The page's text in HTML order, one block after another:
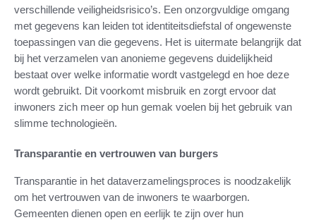
verschillende veiligheidsrisico’s. Een onzorgvuldige omgang
met gegevens kan leiden tot identiteitsdiefstal of ongewenste
toepassingen van die gegevens. Het is uitermate belangrijk dat
bij het verzamelen van anonieme gegevens duidelijkheid
bestaat over welke informatie wordt vastgelegd en hoe deze
wordt gebruikt. Dit voorkomt misbruik en zorgt ervoor dat
inwoners zich meer op hun gemak voelen bij het gebruik van
slimme technologieën.
Transparantie en vertrouwen van burgers
Transparantie in het dataverzamelingsproces is noodzakelijk
om het vertrouwen van de inwoners te waarborgen.
Gemeenten dienen open en eerlijk te zijn over hun